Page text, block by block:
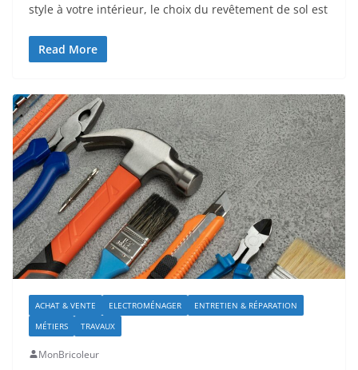
style à votre intérieur, le choix du revêtement de sol est
Read More
ACHAT & VENTE ELECTROMÉNAGER
ENTRETIEN & RÉPARATION
MÉTIERS
TRAVAUX
MonBricoleur